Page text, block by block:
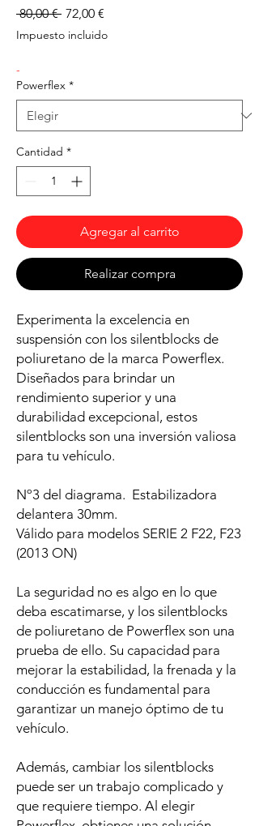
80,00 € Precio
72,00 €
oferta
Impuesto incluido
-
Powerflex *
Cantidad *
Agregar al carrito
Realizar compra
Experimenta la excelencia en
suspensión con los silentblocks de
poliuretano de la marca Powerflex.
Diseñados para brindar un
rendimiento superior y una
durabilidad excepcional, estos
silentblocks son una inversión valiosa
para tu vehículo.
Nº3 del diagrama. Estabilizadora
delantera 30mm.
Válido para modelos SERIE 2 F22, F23
(2013 ON)
La seguridad no es algo en lo que
deba escatimarse, y los silentblocks
de poliuretano de Powerflex son una
prueba de ello. Su capacidad para
mejorar la estabilidad, la frenada y la
conducción es fundamental para
garantizar un manejo óptimo de tu
vehículo.
Además, cambiar los silentblocks
puede ser un trabajo complicado y
que requiere tiempo. Al elegir